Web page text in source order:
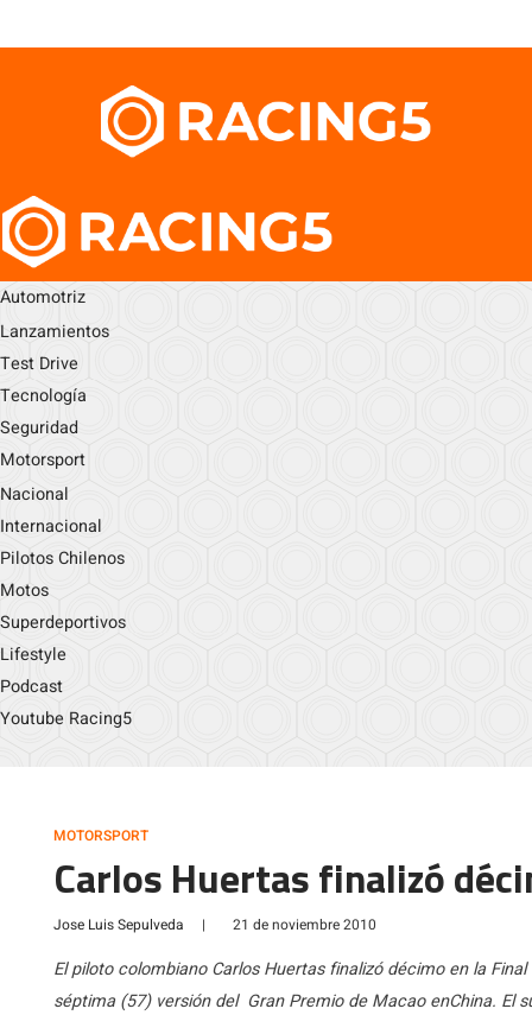
Automotriz
Lanzamientos
Test Drive
Tecnología
Seguridad
Motorsport
Nacional
Internacional
Pilotos Chilenos
Motos
Superdeportivos
Lifestyle
Podcast
Youtube Racing5
MOTORSPORT
Carlos Huertas finalizó
Jose Luis Sepulveda | 21 de noviembre 2010
El piloto colombiano Carlos Huertas finalizó décimo en la
séptima (57) versión del Gran Premio de Macao enChina. El